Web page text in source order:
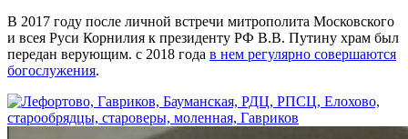
В 2017 году после личной встречи митрополита Московского
и всея Руси Корнилия к президенту РФ В.В. Путину храм был
передан верующим. с 2018 года в нем регулярно совершаются
богослужения.